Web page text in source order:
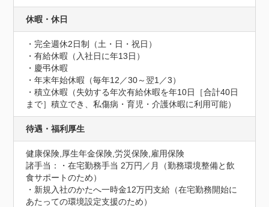
休暇・休日
・完全週休2日制（土・日・祝日）
・有給休暇（入社日に年13日）
・慶弔休暇
・年末年始休暇（毎年12／30～翌1／3）
・積立休暇（失効する年次有給休暇を年10日［合計40日
まで］積立でき、私傷病・育児・介護休暇に利用可能）
待遇・福利厚生
健康保険,厚生年金保険,労災保険,雇用保険
諸手当：・在宅勤務手当 2万円／月（勤務環境整備と飲
食サポートのため）
・新規入社のかたへ一時金12万円支給（在宅勤務開始に
あたっての環境設定支援のため）